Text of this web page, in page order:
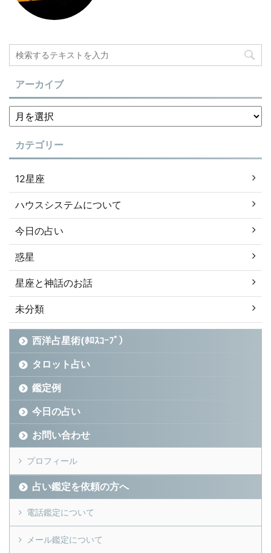
アーカイブ
カテゴリー
12星座
ハウスシステムについて
今日の占い
惑星
星座と神話のお話
未分類
西洋占星術(ﾎﾛｽｺｰﾌﾟ）
タロット占い
鑑定例
今日の占い
お問い合わせ
プロフィール
占い鑑定を依頼の方へ
電話鑑定について
メール鑑定について